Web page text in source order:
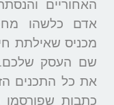
האחוריים
אדם כלשהו
מכניס שאילתת
שם העסק שלכם.
את כל התכנים
כתבות